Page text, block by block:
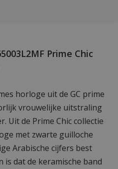
Prime Chic
horloge uit de GC prime
vrouwelijke uitstraling
Uit de Prime Chic collectie
met zwarte guilloche
Arabische cijfers best
is dat de keramische band